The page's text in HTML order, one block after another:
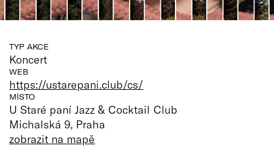
TYP AKCE
Koncert
WEB
https://ustarepani.club/cs/
MÍSTO
U Staré paní Jazz & Cocktail Club
Michalská 9, Praha
zobrazit na mapě